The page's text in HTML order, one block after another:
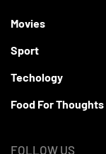
Movies
Sport
Techology
Food For Thoughts
FOLLOW US